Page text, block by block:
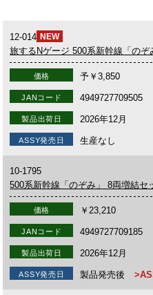
12-014 NEW
旅するNゲージ 500系新幹線「のぞ
価格 予￥3,850
JANコード 4949727709505
製品出荷日 2026年12月
ASSY発売日 生産なし
10-1795
500系新幹線「のぞみ」 8両増結セ
価格 ￥23,210
JANコード 4949727709185
製品出荷日 2026年12月
ASSY発売日 製品発売後